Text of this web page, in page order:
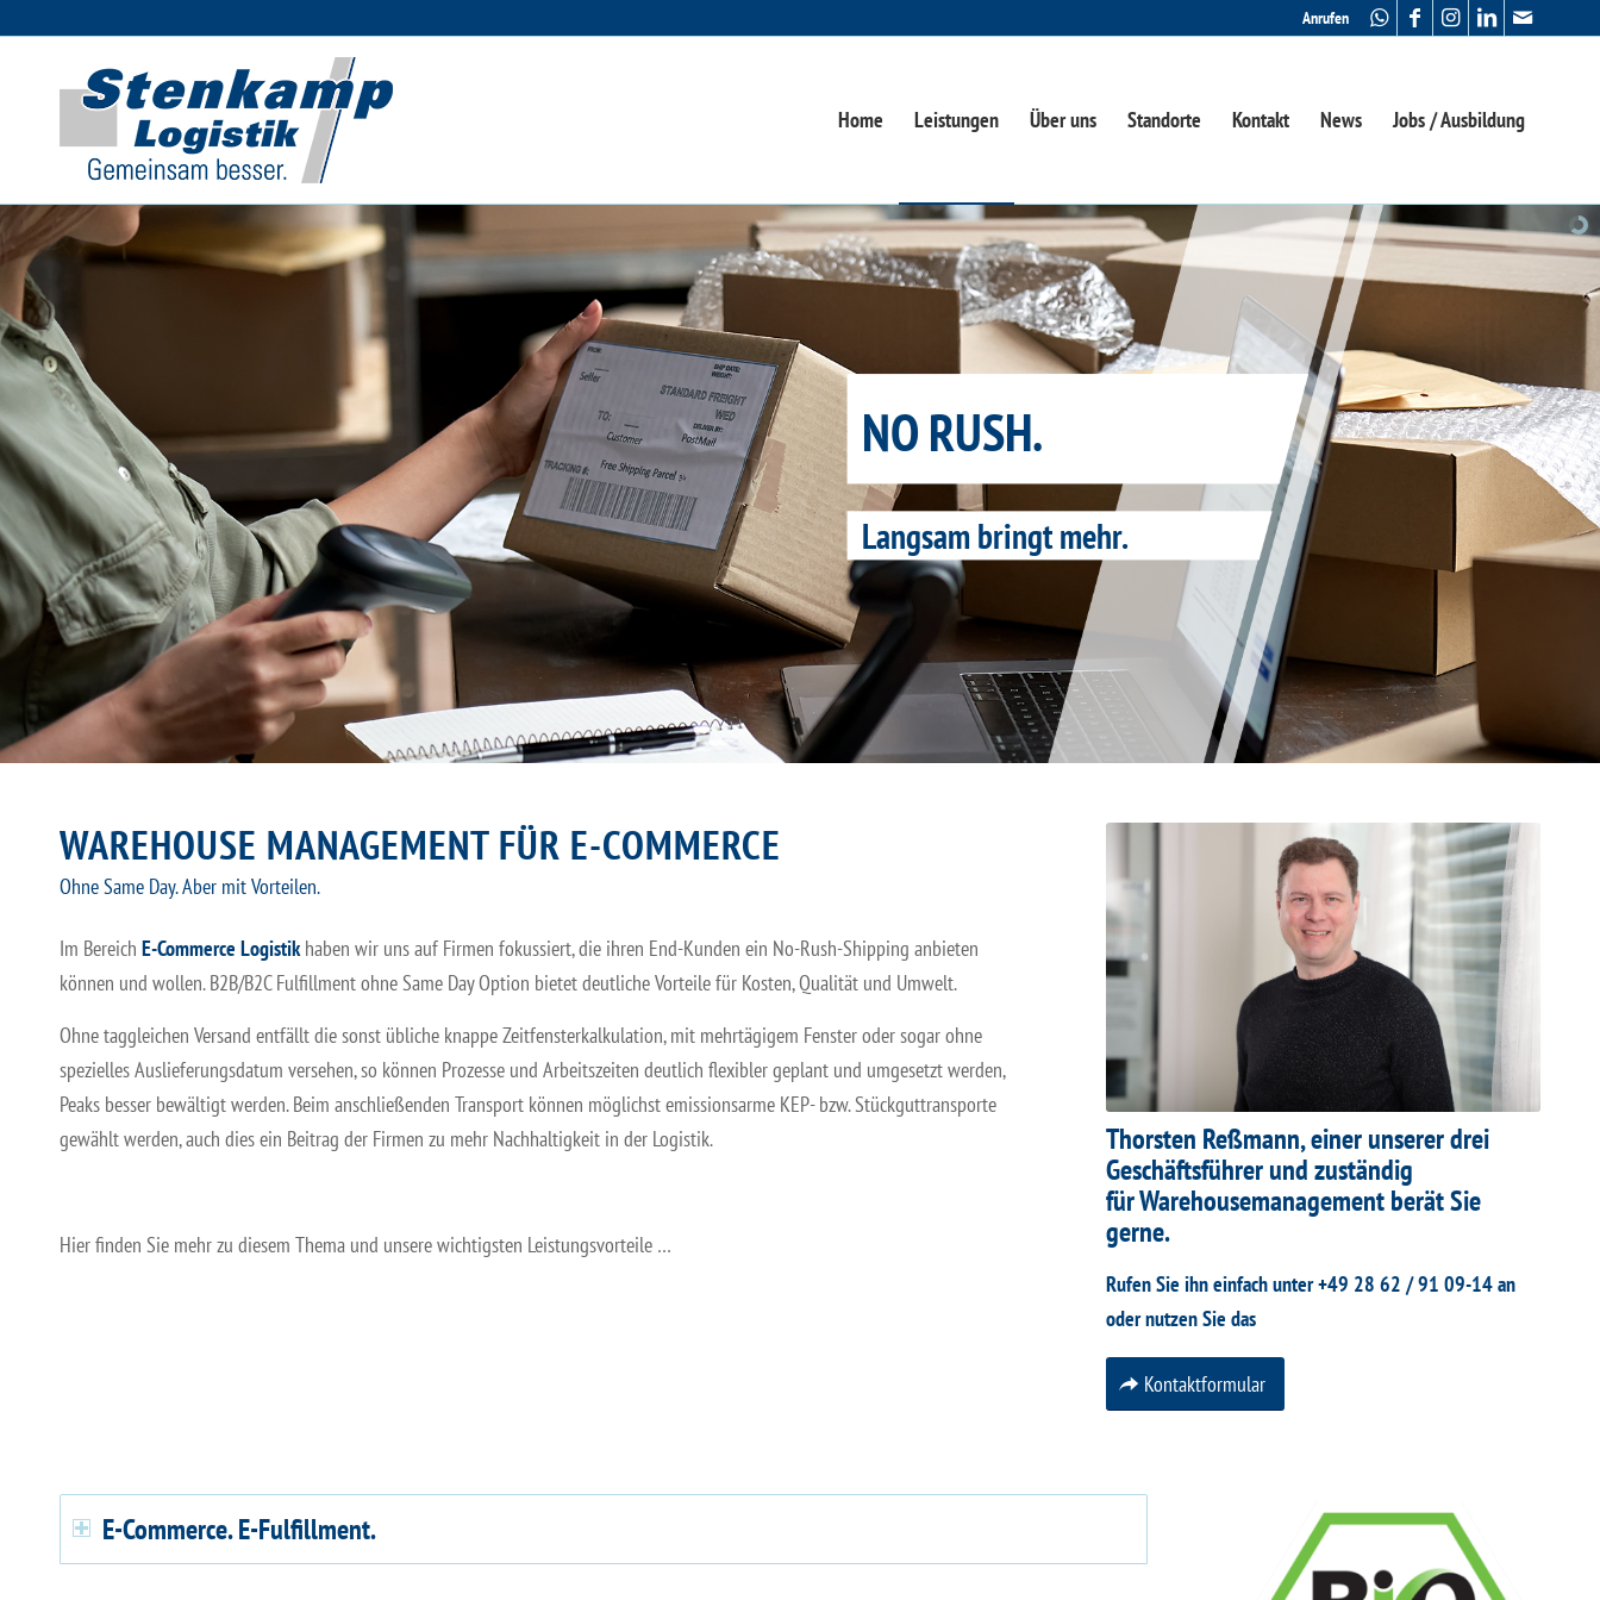
Anrufen
Home Leistungen Über uns Standorte Kontakt News Jobs / Ausbildung
Langsam bringt mehr.
NO RUSH.
WAREHOUSE MANAGEMENT FÜR E-COMMERCE
Ohne Same Day. Aber mit Vorteilen.
Im Bereich E-Commerce Logistikhaben wir uns auf Firmen fokussiert, die ihren End-Kunden ein No-Rush-Shipping anbieten
können und wollen. B2B/B2C Fulfillment ohne Same Day Option bietet deutliche Vorteile für Kosten, Qualität und Umwelt.
Ohne taggleichen Versand entfällt die sonst übliche knappe Zeitfensterkalkulation, mit mehrtägigem Fenster oder sogar ohne
spezielles Auslieferungsdatum versehen, so können Prozesse und Arbeitszeiten deutlich flexibler geplant und umgesetzt werden,
Peaks besser bewältigt werden. Beim anschließenden Transport können möglichst emissionsarme KEP- bzw. Stückguttransporte
gewählt werden, auch dies ein Beitrag der Firmen zu mehr Nachhaltigkeit in der Logistik.
Hier finden Sie mehr zu diesem Thema und unsere wichtigsten Leistungsvorteile …
Thorsten Reßmann, einer unserer drei
Geschäftsführer und zuständig
für Warehousemanagement berät Sie
gerne.
Rufen Sie ihn einfach unter +49 28 62 / 91 09-14 an
odernutzen Sie das
Kontaktformular
E-Commerce. E-Fulfillment.